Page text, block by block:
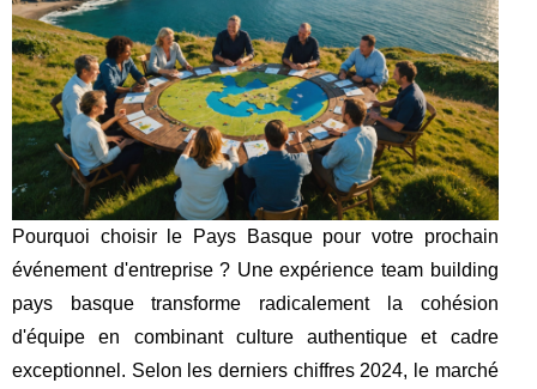
Pourquoi choisir le Pays Basque pour votre prochain
événement d'entreprise ? Une expérience team building
pays basque transforme radicalement la cohésion
d'équipe en combinant culture authentique et cadre
exceptionnel. Selon les derniers chiffres 2024, le marché